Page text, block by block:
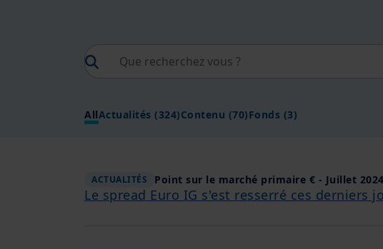
AllActualités (324)Contenu (70)Fonds (3)
ACTUALITÉS Point sur le marché primaire € - Juillet 2024
Le spread Euro IG s'est resserré ces